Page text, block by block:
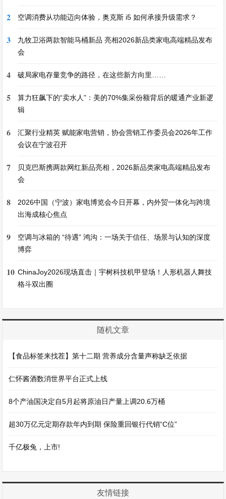
2 空调消费从功能迈向体验，奥克斯 i5 如何承接升级需求？
3
九牧卫浴两款智能马桶新品 亮相2026新品类家电高端精品发布
会
4 破局家电存量竞争的路径，在这些新方向里……
5
算力狂飙下的“卖水人”：美的70%集采份额背后的暖通产业新逻
辑
6
汇聚行业精英 赋能家电营销，协会营销工作委员会2026年工作
会议在宁波召开
7
贝克巴斯携两款网红新品亮相，2026新品类家电高端精品发布
会
8
2026中国（宁波）家电博览会今日开幕，内外贸一体化与跨境
出海成核心焦点
9
空调与冰箱的 “待遇” 鸿沟：一场关于信任、场景与认知的深度
博弈
10 ChinaJoy2026现场直击｜宇树科技机甲登场！人形机器人舞技
格斗双出圈
随机文章
【食品标签来找茬】第十二期 营养成分含量声称缺乏依据
仁怀酱酒数消世界平台正式上线
8个产油国决定自5月起将原油日产量上调20.6万桶
超30万亿元定期存款年内到期 保险重回银行代销“C位”
千亿极兔，上市!
友情链接